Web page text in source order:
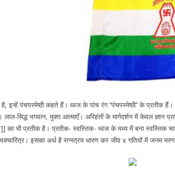
है, इन्हें पंचपरमेष्ठी कहते हैं। ध्वज के पांच रंग ‘‘पंचपरमेष्ठी’’ के
सिद्ध भगवान, मुक्त आत्माएँ। अरिहंतों के मार्गदर्शन में केवल ज्ञान
भी प्रतीक है। प्रतीक- स्वस्तिक- ध्वज के मध्य में बना स्वस्तिक
इसका अर्थ है रत्नत्रय धारण कर जीव ४ गतियों में जनम